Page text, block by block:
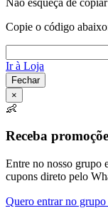
Copie o código
Ir à Loja
Fechar
×
👶
Receba
Entre no nosso grupo
cupons direto pelo
Quero entrar no grupo